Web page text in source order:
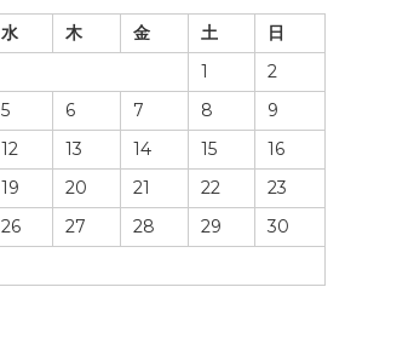
水 木 金 土
日
1
2
5 6 7 8
9
12 13 14 15
16
19 20 21 22
23
26 27 28 29
30